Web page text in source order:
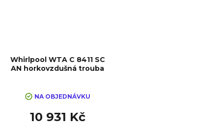
Whirlpool WTA C 8411 SC
AN horkovzdušná trouba
NA OBJEDNÁVKU
10 931 Kč